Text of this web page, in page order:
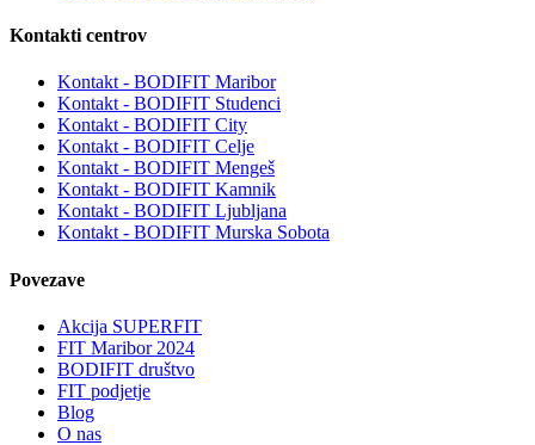
Kontakti centrov
Kontakt - BODIFIT Maribor
Kontakt - BODIFIT Studenci
Kontakt - BODIFIT City
Kontakt - BODIFIT Celje
Kontakt - BODIFIT Mengeš
Kontakt - BODIFIT Kamnik
Kontakt - BODIFIT Ljubljana
Kontakt - BODIFIT Murska Sobota
Povezave
Akcija SUPERFIT
FIT Maribor 2024
BODIFIT društvo
FIT podjetje
Blog
O nas